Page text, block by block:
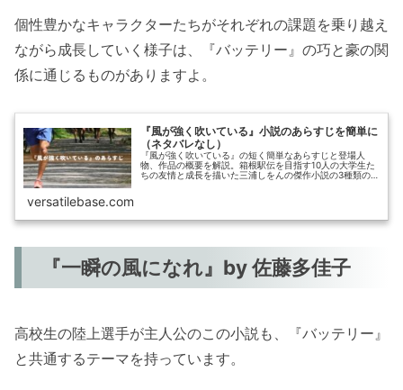
個性豊かなキャラクターたちがそれぞれの課題を乗り越え
ながら成長していく様子は、『バッテリー』の巧と豪の関
係に通じるものがありますよ。
『風が強く吹いている』小説のあらすじを簡単に
（ネタバレなし）
『風が強く吹いている』の短く簡単なあらすじと登場人
物、作品の概要を解説。箱根駅伝を目指す10人の大学生た
ちの友情と成長を描いた三浦しをんの傑作小説の3種類の
versatilebase.com
『一瞬の風になれ』by 佐藤多佳子
高校生の陸上選手が主人公のこの小説も、『バッテリー』
と共通するテーマを持っています。